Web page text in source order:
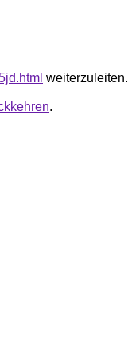
weiterzuleiten.
.